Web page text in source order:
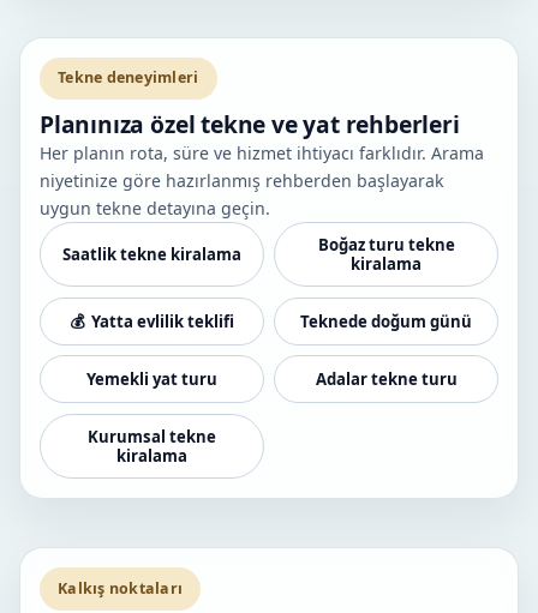
Tekne deneyimleri
Planınıza özel tekne ve yat rehberleri
Her planın rota, süre ve hizmet ihtiyacı farklıdır. Arama
niyetinize göre hazırlanmış rehberden başlayarak
uygun tekne detayına geçin.
Saatlik tekne kiralama
Boğaz turu tekne
kiralama
Yatta evlilik teklifi Teknede doğum günü
Yemekli yat turu Adalar tekne turu
Kurumsal tekne
kiralama
Kalkış noktaları